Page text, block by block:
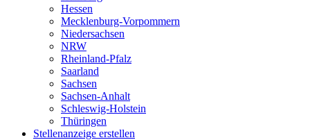
Hessen
Mecklenburg-Vorpommern
Niedersachsen
NRW
Rheinland-Pfalz
Saarland
Sachsen
Sachsen-Anhalt
Schleswig-Holstein
Thüringen
Stellenanzeige erstellen